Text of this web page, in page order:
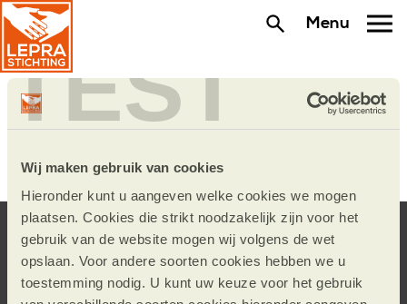
TEST
Wij maken gebruik van cookies
Hieronder kunt u aangeven welke cookies we mogen
plaatsen. Cookies die strikt noodzakelijk zijn voor het
gebruik van de website mogen wij volgens de wet
opslaan. Voor andere soorten cookies hebben we u
toestemming nodig. U kunt uw keuze voor het gebruik
Menu
Hoe wordt mijn donatie
Blijf op de hoogte.
Schrijf u in voor de e-mailnieuwsbrief of volg